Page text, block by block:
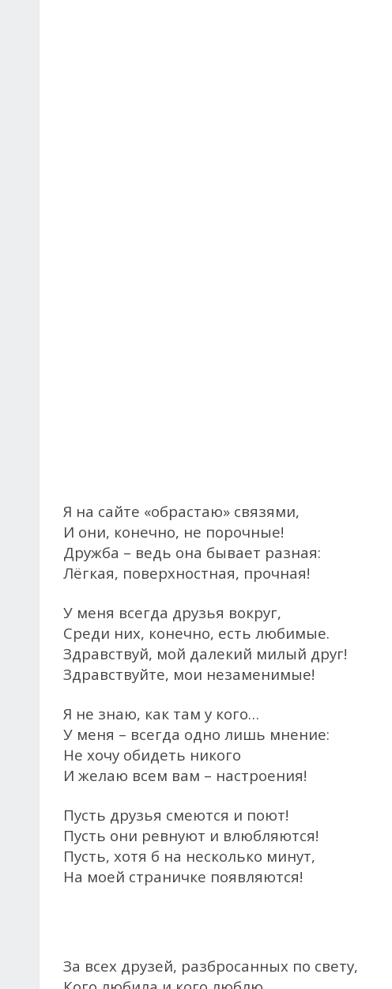
Я на сайте «обрастаю» связями,
И они, конечно, не порочные!
Дружба – ведь она бывает разная:
Лёгкая, поверхностная, прочная!
У меня всегда друзья вокруг,
Среди них, конечно, есть любимые.
Здравствуй, мой далекий милый друг!
Здравствуйте, мои незаменимые!
Я не знаю, как там у кого…
У меня – всегда одно лишь мнение:
Не хочу обидеть никого
И желаю всем вам – настроения!
Пусть друзья смеются и поют!
Пусть они ревнуют и влюбляются!
Пусть, хотя б на несколько минут,
На моей страничке появляются!
За всех друзей, разбросанных по свету,